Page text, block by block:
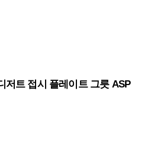
저트 접시 플레이트 그릇 ASP